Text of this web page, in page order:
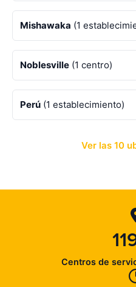
Mishawaka (1
Noblesville (1 centro)
Perú (1 establecimiento)
Ver las 10
Centros de